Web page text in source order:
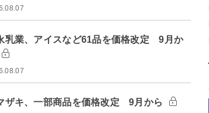
乳業、アイスなど61品を価格改定 9月か
ザキ、一部商品を価格改定 9月から